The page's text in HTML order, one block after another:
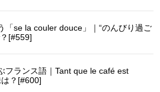
「se la couler douce」｜“のんびり過ご
[#559]
フランス語｜Tant que le café est
？[#600]